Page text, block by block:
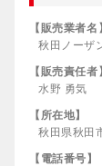
【販売業者名
秋田ノーザ
【販売責任者
水野 勇気
【所在地】
秋田県秋田
【電話番号】